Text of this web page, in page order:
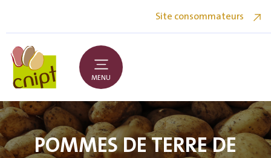
Site consommateurs
MENU
POMMES DE TERRE DE